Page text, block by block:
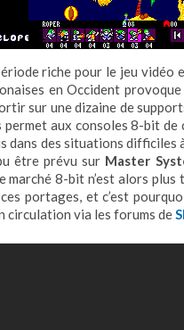
riche pour le jeu vidéo
en Occident
sur une dizaine de
aux consoles 8-bit
des situations difficiles
être prévu sur Master
marché 8-bit n’est alors
portages, et c’est
circulation via les forums de